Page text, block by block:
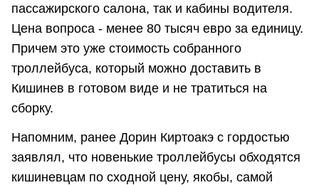
пассажирского салона, так и кабины водителя.
Цена вопроса - менее 80 тысяч евро за единицу.
Причем это уже стоимость собранного
троллейбуса, который можно доставить в
Кишинев в готовом виде и не тратиться на
сборку.
Напомним, ранее Дорин Киртоакэ с гордостью
заявлял, что новенькие троллейбусы обходятся
кишиневцам по сходной цену, якобы, самой